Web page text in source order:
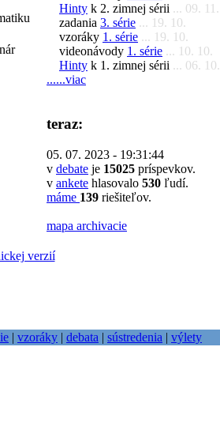
Hinty k 2. zimnej sérii ... 09. 11.
zadania 3. série ... 19. 10.
vzoráky 1. série ... 19. 10.
videonávody 1. série ... 10. 10.
Hinty k 1. zimnej sérii ... 06. 10.
......viac
teraz:
05. 07. 2023 - 19:31:44
v debate je 15025 príspevkov.
v ankete hlasovalo 530 ľudí.
máme 139 riešiteľov.
mapa archivacie
verzií
| vzoráky | debata | sústredenia | výlety